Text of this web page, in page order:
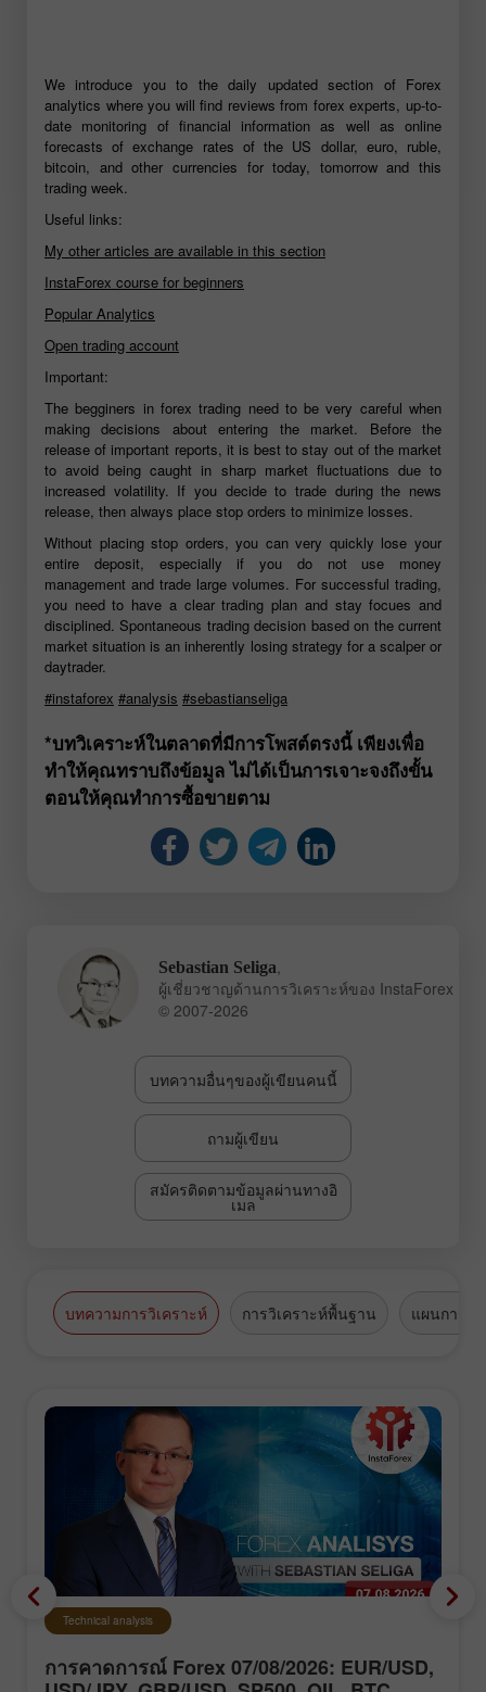
We introduce you to the daily updated section of Forex
analytics where you will find reviews from forex experts, up-to-
date monitoring of financial information as well as online
forecasts of exchange rates of the US dollar, euro, ruble,
bitcoin, and other currencies for today, tomorrow and this
trading week.
Useful links:
My other articles are available in this section
InstaForex course for beginners
Popular Analytics
Open trading account
Important:
The begginers in forex trading need to be very careful when
making decisions about entering the market. Before the
release of important reports, it is best to stay out of the market
to avoid being caught in sharp market fluctuations due to
increased volatility. If you decide to trade during the news
release, then always place stop orders to minimize losses.
Without placing stop orders, you can very quickly lose your
entire deposit, especially if you do not use money
management and trade large volumes. For successful trading,
you need to have a clear trading plan and stay focues and
disciplined. Spontaneous trading decision based on the current
market situation is an inherently losing strategy for a scalper or
daytrader.
#instaforex #analysis #sebastianseliga
*บทวิเคราะห์ในตลาดที่มีการโพสต์ตรงนี้ เพียงเพื่อ
ทำให้คุณทราบถึงข้อมูล ไม่ได้เป็นการเจาะจงถึงขั้น
ตอนให้คุณทำการซื้อขายตาม
Sebastian Seliga
ผู้เชี่ยวชาญด้านการวิเคราะห์ของ InstaForex
© 2007-2026
บทความอื่นๆของผู้เขียนคนนี้
ถามผู้เขียน
สมัครติดตามข้อมูลผ่านทางอิ
เมล
บทความการวิเคราะห์ การวิเคราะห์พื้นฐาน แผนการซื้
Technical analysis
การคาดการณ์ Forex 07/08/2026: EUR/USD,